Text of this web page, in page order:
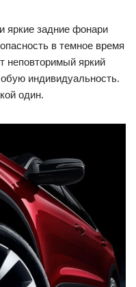
яркие задние фонари
в темное время
неповторимый яркий
индивидуальность.
один.